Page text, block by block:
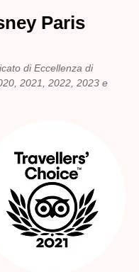
Paris
di Eccellenza di
2021, 2022, 2023 e